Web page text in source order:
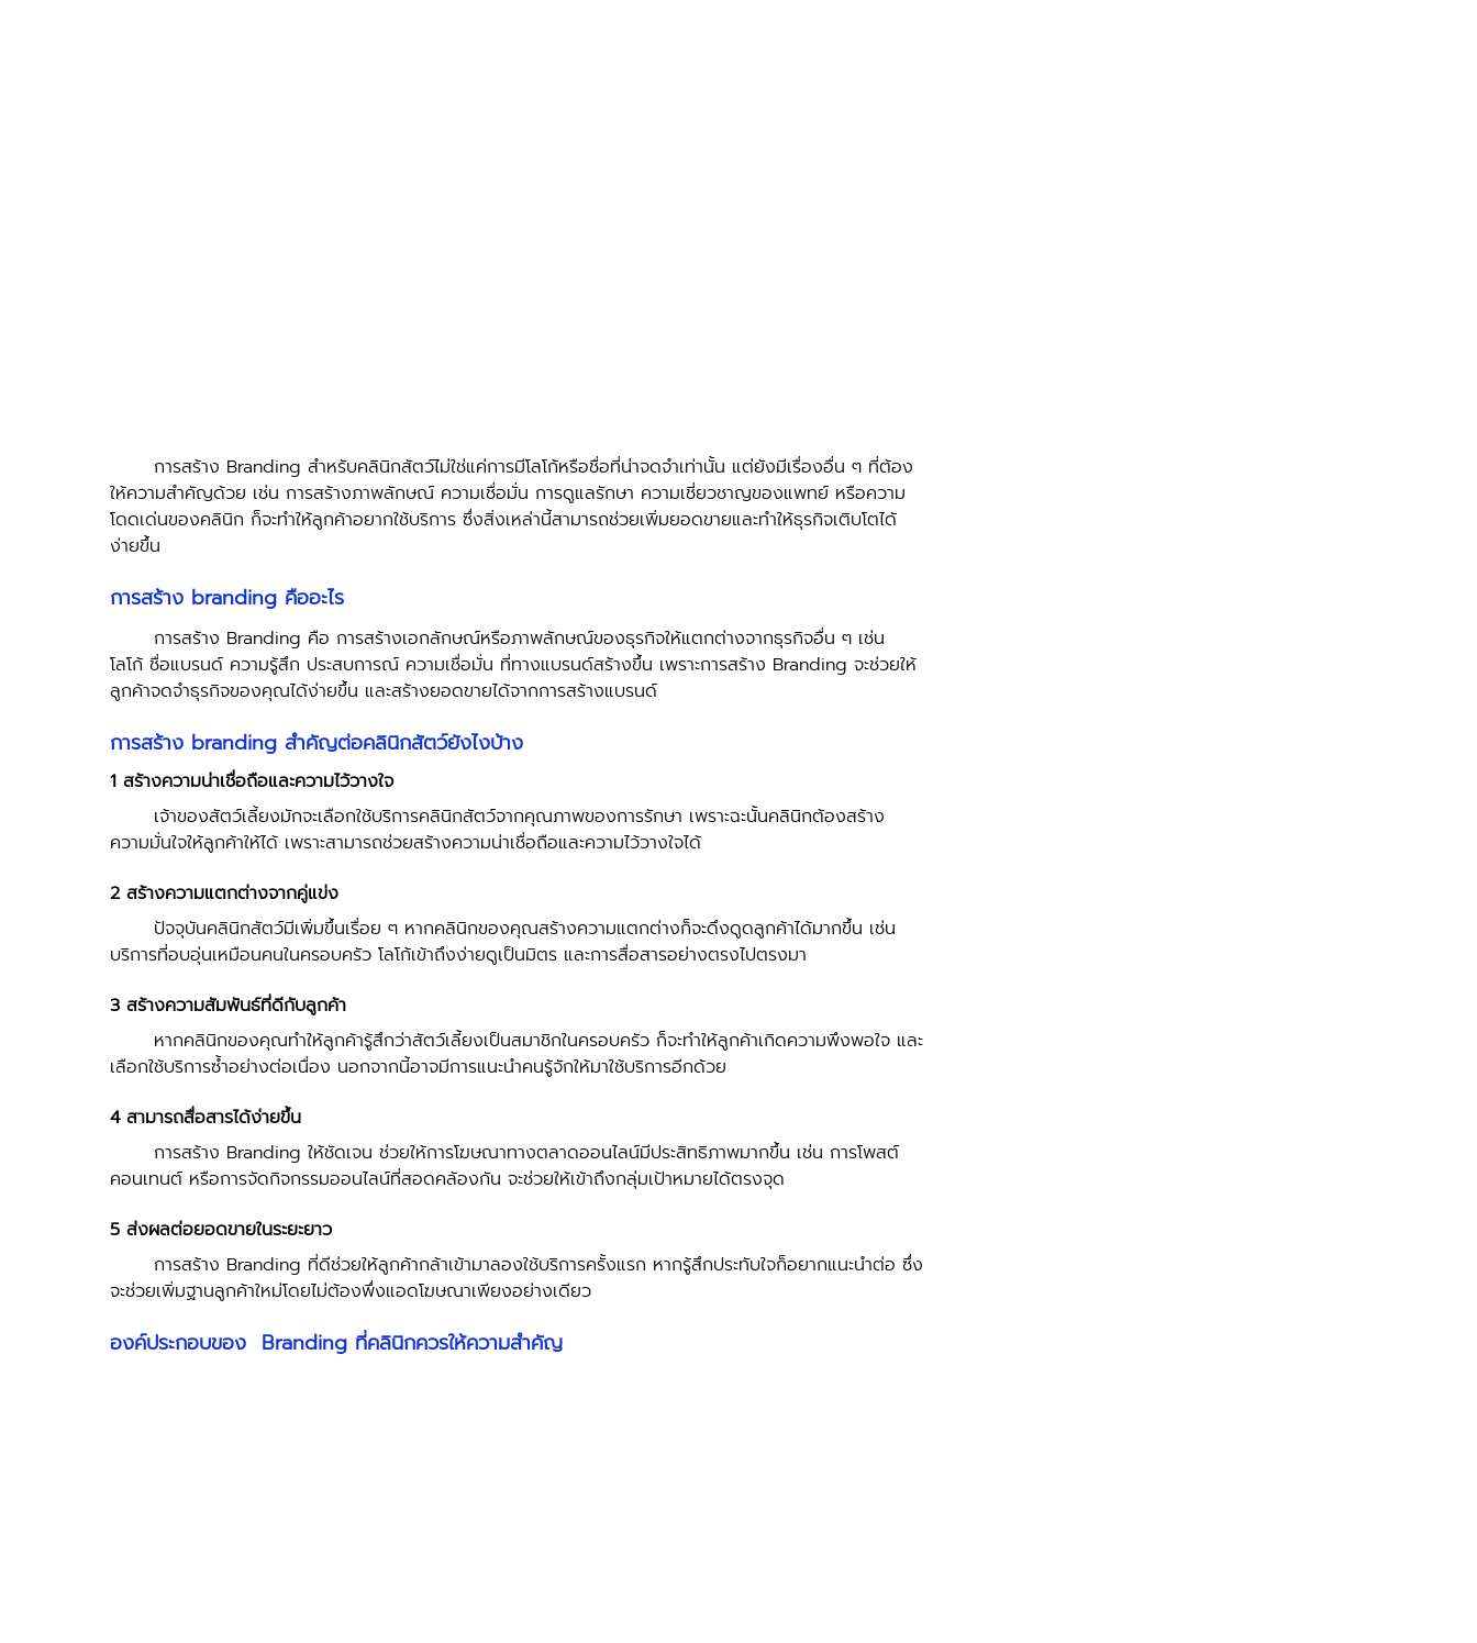
ให้ความสำคัญด้วย เช่น การสร้างภาพลักษณ์ ความเชื่อมั่น การดูแลรักษา ความเชี่ยวชาญของแพทย์ หรือความ
โดดเด่นของคลินิก ก็จะทำให้ลูกค้าอยากใช้บริการ ซึ่งสิ่งเหล่านี้สามารถช่วยเพิ่มยอดขายและทำให้ธุรกิจเติบโตได้
ง่ายขึ้น
การสร้าง branding คืออะไร
โลโก้ ชื่อแบรนด์ ความรู้สึก ประสบการณ์ ความเชื่อมั่น ที่ทางแบรนด์สร้างขึ้น เพราะการสร้าง Branding จะช่วยให้
ลูกค้าจดจำธุรกิจของคุณได้ง่ายขึ้น และสร้างยอดขายได้จากการสร้างแบรนด์
การสร้าง branding สำคัญต่อคลินิกสัตว์ยังไงบ้าง
1 สร้างความน่าเชื่อถือและความไว้วางใจ
ความมั่นใจให้ลูกค้าให้ได้ เพราะสามารถช่วยสร้างความน่าเชื่อถือและความไว้วางใจได้
2 สร้างความแตกต่างจากคู่แข่ง
บริการที่อบอุ่นเหมือนคนในครอบครัว โลโก้เข้าถึงง่ายดูเป็นมิตร และการสื่อสารอย่างตรงไปตรงมา
3 สร้างความสัมพันธ์ที่ดีกับลูกค้า
เลือกใช้บริการซ้ำอย่างต่อเนื่อง นอกจากนี้อาจมีการแนะนำคนรู้จักให้มาใช้บริการอีกด้วย
4 สามารถสื่อสารได้ง่ายขึ้น
คอนเทนต์ หรือการจัดกิจกรรมออนไลน์ที่สอดคล้องกัน จะช่วยให้เข้าถึงกลุ่มเป้าหมายได้ตรงจุด
5 ส่งผลต่อยอดขายในระยะยาว
จะช่วยเพิ่มฐานลูกค้าใหม่โดยไม่ต้องพึ่งแอดโฆษณาเพียงอย่างเดียว
องค์ประกอบของ  Branding ที่คลินิกควรให้ความสำคัญ